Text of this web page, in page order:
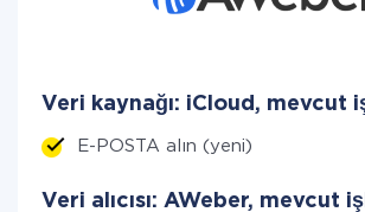
Veri kaynağı: iCloud, mevcut
E-POSTA alın (yeni)
Veri alıcısı: AWeber, mevcut